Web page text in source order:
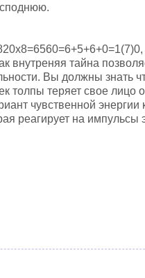
внутреняя тайна
Вы должны знать
толпы теряет свое лицо
чувственной энергии
реагирует на